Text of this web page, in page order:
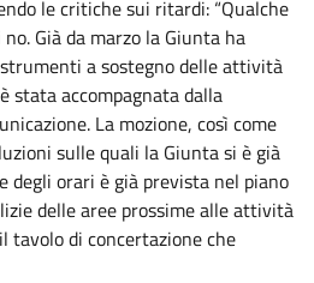
le critiche sui ritardi: “Qualche
Già da marzo la Giunta ha
a sostegno delle attività
stata accompagnata dalla
La mozione, così come
sulle quali la Giunta si è già
degli orari è già prevista nel piano
delle aree prossime alle attività
tavolo di concertazione che